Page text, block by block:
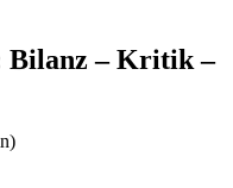
Bilanz – Kritik –